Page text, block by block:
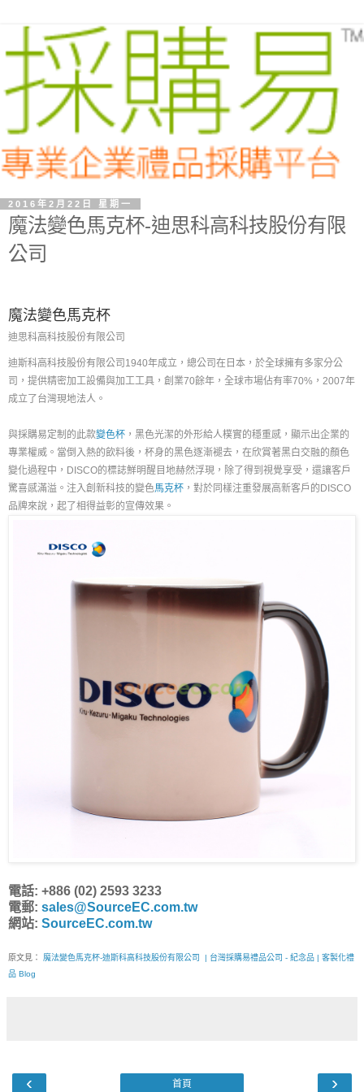
2016年2月22日 星期一
魔法變色馬克杯-迪思科高科技股份有限
公司
魔法變色馬克杯
迪思科高科技股份有限公司
迪斯科高科技股份有限公司1940年成立，總公司在日本，於全球擁有多家分公
司，提供精密加工設備與加工工具，創業70餘年，全球市場佔有率70%，2007年
成立了台灣現地法人。
與採購易定制的此款變色杯 ，黑色光潔的外形給人樸實的穩重感，顯示出企業的
專業權威。當倒入熱的飲料後，杯身的黑色逐漸褪去，在欣賞著黑白交融的顏色
變化過程中，DISCO的標誌鮮明醒目地赫然浮現，除了得到視覺享受，還讓客戶
驚喜感滿溢。注入創新科技的變色馬克杯 ，對於同樣注重發展高新客戶的DISCO
品牌來說，起了相得益彰的宣傳效果。
電話: +886 (02) 2593 3233
電郵: sales@SourceEC.com.tw
網站: SourceEC.com.tw
原文見：
魔法變色馬克杯-迪斯科高科技股份有限公司 | 台灣採購易禮品公司 - 紀念品 | 客製化禮
品 Blog
‹ ›
首頁